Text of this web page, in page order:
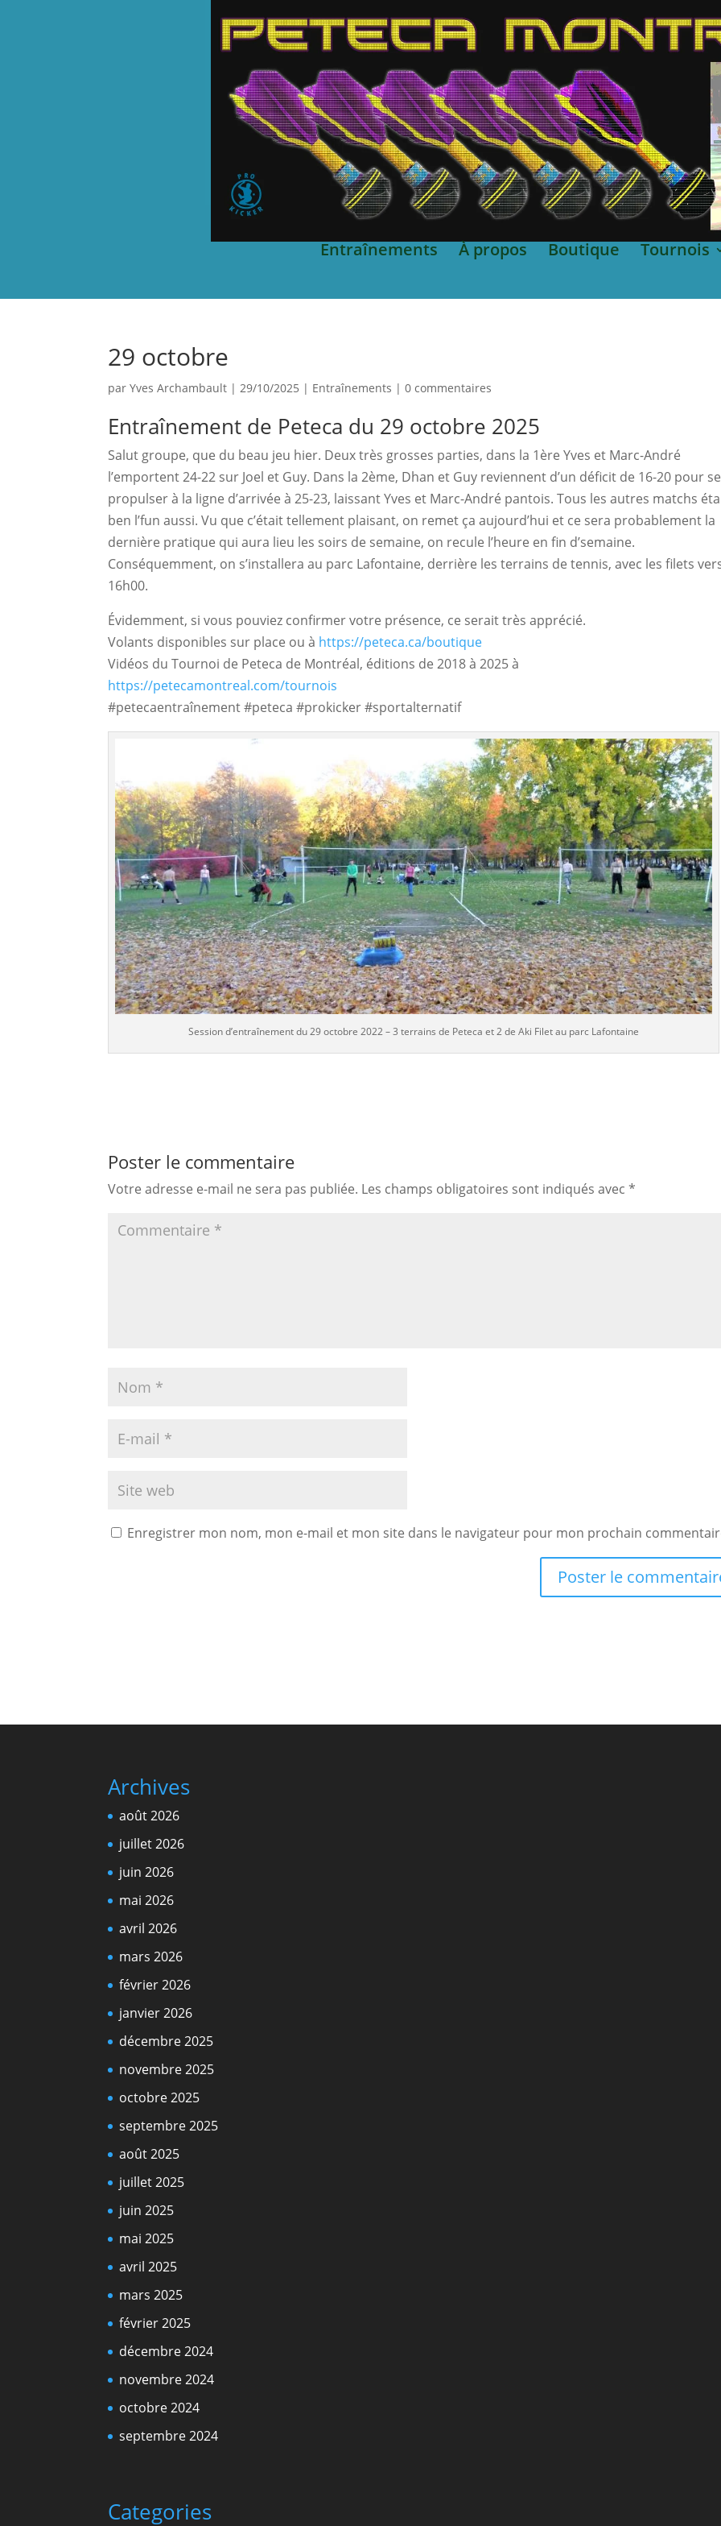
Entraînements À propos Boutique Tournois
29 octobre
parYves Archambault |29/10/2025 | Entraînements |0 commentaires
Entraînement de Peteca du 29 octobre 2025
Salut groupe, que du beau jeu hier. Deux très grosses parties, dans la 1ère Yves et Marc-André
l’emportent 24-22 sur Joel et Guy. Dans la 2ème, Dhan et Guy reviennent d’un déficit de 16-20 pour se
propulser à la ligne d’arrivée à 25-23, laissant Yves et Marc-André pantois. Tous les autres matchs
ben l’fun aussi. Vu que c’était tellement plaisant, on remet ça aujourd’hui et ce sera probablement la
dernière pratique qui aura lieu les soirs de semaine, on recule l’heure en fin d’semaine.
Conséquemment, on s’installera au parc Lafontaine, derrière les terrains de tennis, avec les filets
16h00.
Évidemment, si vous pouviez confirmer votre présence, ce serait très apprécié.
Volants disponibles sur place ou à https://peteca.ca/boutique
Vidéos du Tournoi de Peteca de Montréal, éditions de 2018 à 2025 à
https://petecamontreal.com/tournois
#petecaentraînement #peteca #prokicker #sportalternatif
Session d’entraînement du 29 octobre 2022 – 3 terrains de Peteca et 2 de Aki Filet au parc Lafontaine
Poster le commentaire
Votre adresse e-mail ne sera pas publiée. Les champs obligatoires sont indiqués avec*
Enregistrer mon nom, mon e-mail et mon site dans le navigateur pour mon prochain
Archives
août 2026
juillet 2026
juin 2026
mai 2026
avril 2026
mars 2026
février 2026
janvier 2026
décembre 2025
novembre 2025
octobre 2025
septembre 2025
août 2025
juillet 2025
juin 2025
mai 2025
avril 2025
mars 2025
février 2025
décembre 2024
novembre 2024
octobre 2024
septembre 2024
Categories